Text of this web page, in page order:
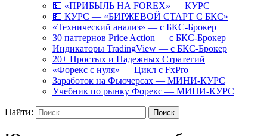
💵 «ПРИБЫЛЬ НА FOREX» — КУРС
💵 КУРС — «БИРЖЕВОЙ СТАРТ С БКС»
«Технический анализ» — с БКС-Брокер
30 паттернов Price Action — с БКС-Брокер
Индикаторы TradingView — с БКС-Брокер
20+ Простых и Надежных Стратегий
«Форекс с нуля» — Цикл с FxPro
Заработок на Фьючерсах — МИНИ-КУРС
Учебник по рынку Форекс — МИНИ-КУРС
Найти: